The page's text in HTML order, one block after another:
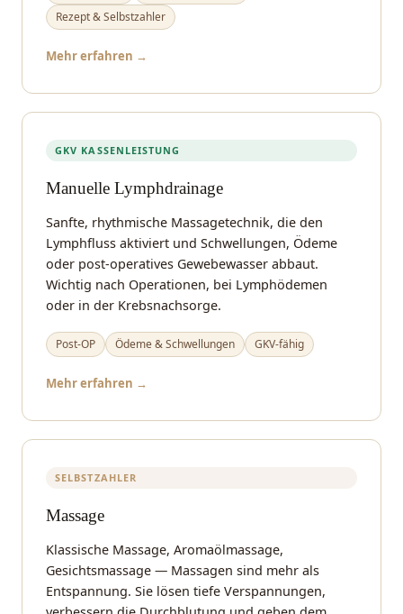
Rezept & Selbstzahler
Mehr erfahren →
GKV KASSENLEISTUNG
Manuelle Lymphdrainage
Sanfte, rhythmische Massagetechnik, die den
Lymphfluss aktiviert und Schwellungen, Ödeme
oder post-operatives Gewebewasser abbaut.
Wichtig nach Operationen, bei Lymphödemen
oder in der Krebsnachsorge.
Post-OP Ödeme & Schwellungen GKV-fähig
Mehr erfahren →
SELBSTZAHLER
Massage
Klassische Massage, Aromaölmassage,
Gesichtsmassage — Massagen sind mehr als
Entspannung. Sie lösen tiefe Verspannungen,